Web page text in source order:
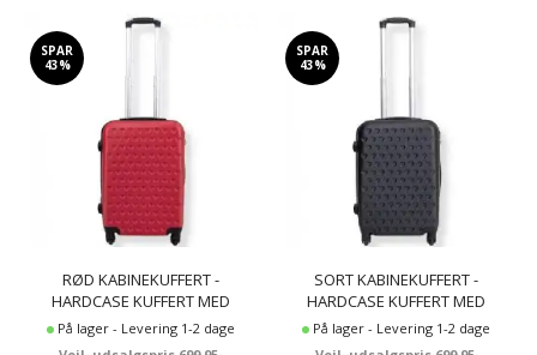
SPAR
43%
RØD KABINEKUFFERT -
HARDCASE KUFFERT MED
HJERTER - STØDSIKKERT
POLYPROPYLEN -
På lager - Levering 1-2 dage
SPAR
43%
SORT KABINEKUFFERT -
HARDCASE KUFFERT MED
HJERTER - STØDSIKKERT
POLYPROPYLEN -
På lager - Levering 1-2 dage